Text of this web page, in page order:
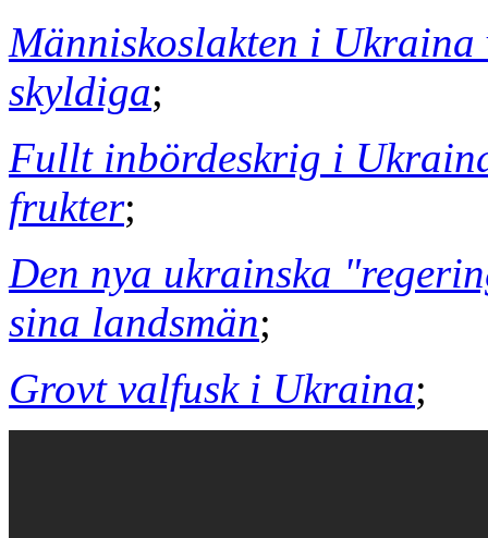
Människoslakten i
skyldiga;
Fullt inbördeskrig i
frukter;
Den nya ukrainska
sina landsmän;
Grovt valfusk i Ukraina;